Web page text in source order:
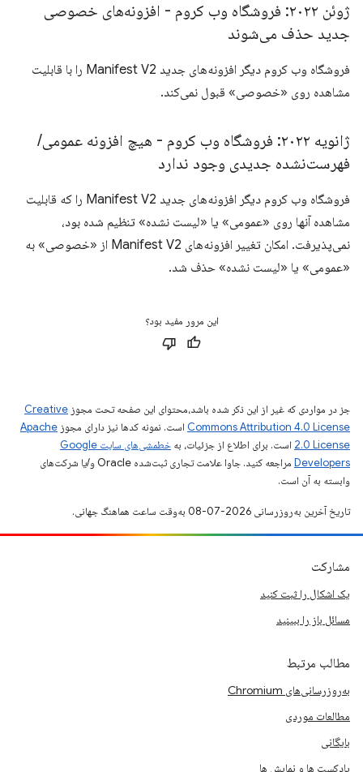
ژوئن ۲۰۲۲: فروشگاه وب کروم - افزونه‌های خصوصی
جدید حذف می‌شوند
فروشگاه وب کروم دیگر افزونه‌های جدید Manifest V2 را با قابلیت
مشاهده روی «خصوصی» قبول نمی‌کند.
ژانویه ۲۰۲۲: فروشگاه وب کروم - هیچ افزونه عمومی
/
فهرست‌نشده جدیدی وجود ندارد
فروشگاه وب کروم دیگر افزونه‌های جدید Manifest V2 را که قابلیت
مشاهده آنها روی «عمومی» یا «لیست نشده» تنظیم شده بود،
نمی‌پذیرفت. امکان تغییر افزونه‌های Manifest V2 از «خصوصی» به
«عمومی» یا «لیست نشده» حذف شد.
این مرور مفید بود؟
جز در مواردی که غیر از این ذکر شده باشد،‌محتوای این صفحه تحت مجوز Creative
Commons Attribution 4.0 License است. نمونه کدها نیز دارای مجوز Apache
2.0 License است. برای اطلاع از جزئیات، به
خطمشی‌های سایت Google
Developers‏
مراجعه کنید. جاوا علامت تجاری ثبت‌شده Oracle و/یا شرکت‌های
وابسته به آن است.
تاریخ آخرین به‌روزرسانی 2026-07-08 به‌وقت ساعت هماهنگ جهانی.
مشارکت
یک اشکال را ثبت کنید
مسائل باز را ببینید
مطالب مرتبط
به‌روزرسانی‌های Chromium
مطالعات موردی
بایگانی
پادکست ها و نمایش ها